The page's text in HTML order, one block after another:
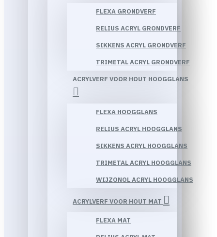
FLEXA GRONDVERF
RELIUS ACRYL GRONDVERF
SIKKENS ACRYL GRONDVERF
TRIMETAL ACRYL GRONDVERF
ACRYLVERF VOOR HOUT HOOGGLANS
FLEXA HOOGGLANS
RELIUS ACRYL HOOGGLANS
SIKKENS ACRYL HOOGGLANS
TRIMETAL ACRYL HOOGGLANS
WIJZONOL ACRYL HOOGGLANS
ACRYLVERF VOOR HOUT MAT
FLEXA MAT